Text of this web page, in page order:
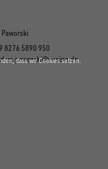
8276 5890 950
dass wir Cookies setzen.